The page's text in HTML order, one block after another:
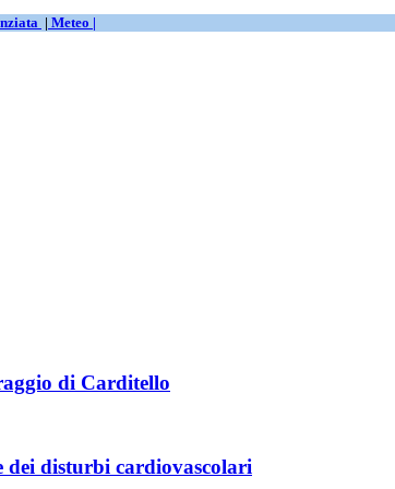
| Meteo |
di Carditello
dei disturbi cardiovascolari